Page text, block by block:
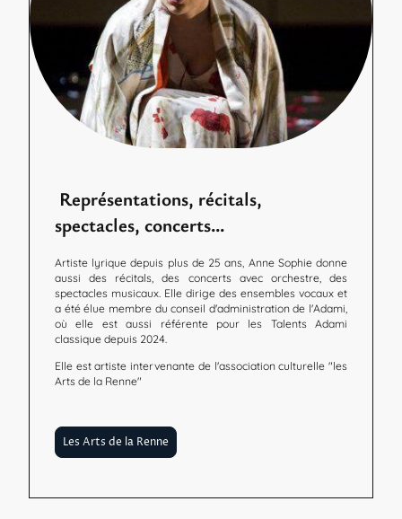
Représentations, récitals,
spectacles, concerts...
Artiste lyrique depuis plus de 25 ans, Anne Sophie donne
aussi des récitals, des concerts avec orchestre, des
spectacles musicaux. Elle dirige des ensembles vocaux et
a été élue membre du conseil d'administration de l'Adami,
où elle est aussi référente pour les Talents Adami
classique depuis 2024.
Elle est artiste intervenante de l'association culturelle "les
Arts de la Renne"
Les Arts de la Renne